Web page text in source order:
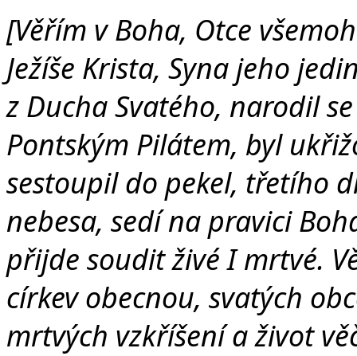
[Věřím v Boha, Otce
Ježíše Krista, Syna jeho
z Ducha Svatého, narodil
Pontským Pilátem, byl
sestoupil do pekel, třetího
nebesa, sedí na pravici
přijde soudit živé I mrtvé.
církev obecnou, svatých
mrtvých vzkříšení a život